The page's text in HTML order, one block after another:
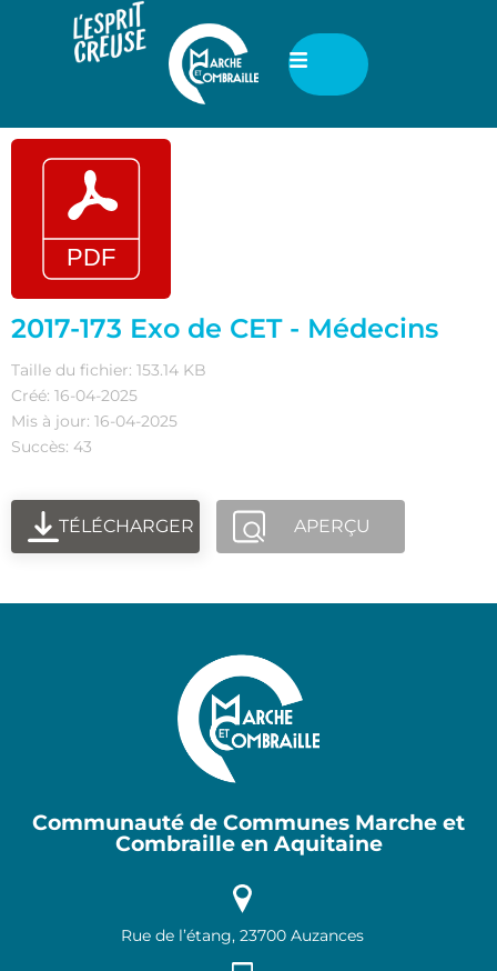
2017-173 Exo de CET - Médecins
Taille du fichier: 153.14 KB
Créé: 16-04-2025
Mis à jour: 16-04-2025
Succès: 43
TÉLÉCHARGER APERÇU
Communauté de Communes Marche et
Combraille en Aquitaine
Rue de l’étang, 23700 Auzances